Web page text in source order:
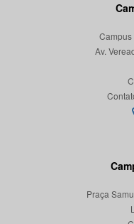
Campus
Av.
Praça